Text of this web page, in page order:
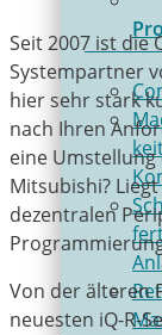
Seit 2007 ist die
Systempartner
hier sehr stark
nach Ihren
eine
Mitsubishi?
dezentralen
Von der älteren
neuesten iQ-R-